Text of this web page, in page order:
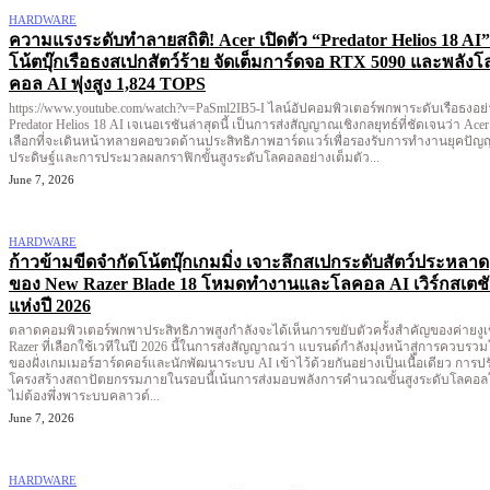
HARDWARE
ความแรงระดับทำลายสถิติ! Acer เปิดตัว “Predator Helios 18 AI”
โน้ตบุ๊กเรือธงสเปกสัตว์ร้าย จัดเต็มการ์ดจอ RTX 5090 และพลังโ
คอล AI พุ่งสูง 1,824 TOPS
https://www.youtube.com/watch?v=PaSml2IB5-I ไลน์อัปคอมพิวเตอร์พกพาระดับเรือธงอย่าง
Predator Helios 18 AI เจเนอเรชันล่าสุดนี้ เป็นการส่งสัญญาณเชิงกลยุทธ์ที่ชัดเจนว่า Acer
เลือกที่จะเดินหน้าทลายคอขวดด้านประสิทธิภาพฮาร์ดแวร์เพื่อรองรับการทำงานยุคปัญ
ประดิษฐ์และการประมวลผลกราฟิกขั้นสูงระดับโลคอลอย่างเต็มตัว...
June 7, 2026
HARDWARE
ก้าวข้ามขีดจำกัดโน้ตบุ๊กเกมมิ่ง เจาะลึกสเปกระดับสัตว์ประหลาด
ของ New Razer Blade 18 โหมดทำงานและโลคอล AI เวิร์กสเต
แห่งปี 2026
ตลาดคอมพิวเตอร์พกพาประสิทธิภาพสูงกำลังจะได้เห็นการขยับตัวครั้งสำคัญของค่ายงู
Razer ที่เลือกใช้เวทีในปี 2026 นี้ในการส่งสัญญาณว่า แบรนด์กำลังมุ่งหน้าสู่การควบรวม
ของฝั่งเกมเมอร์ฮาร์ดคอร์และนักพัฒนาระบบ AI เข้าไว้ด้วยกันอย่างเป็นเนื้อเดียว การป
โครงสร้างสถาปัตยกรรมภายในรอบนี้เน้นการส่งมอบพลังการคำนวณขั้นสูงระดับโลคอ
ไม่ต้องพึ่งพาระบบคลาวด์...
June 7, 2026
HARDWARE